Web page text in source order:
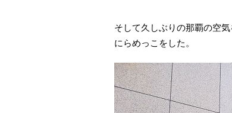
そして久しぶりの那覇の空
にらめっこをした。